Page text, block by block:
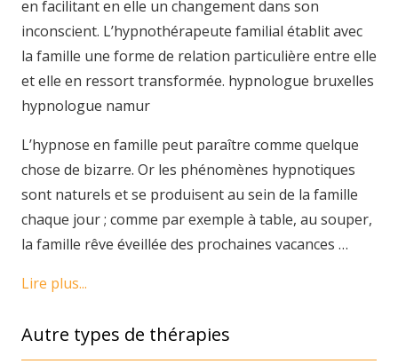
en facilitant en elle un changement dans son
inconscient. L’hypnothérapeute familial établit avec
la famille une forme de relation particulière entre elle
et elle en ressort transformée. hypnologue bruxelles
hypnologue namur
L’hypnose en famille peut paraître comme quelque
chose de bizarre. Or les phénomènes hypnotiques
sont naturels et se produisent au sein de la famille
chaque jour ; comme par exemple à table, au souper,
la famille rêve éveillée des prochaines vacances …
Lire plus...
Autre types de thérapies